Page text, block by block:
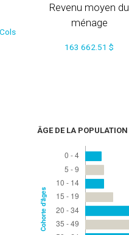
Revenu moyen du
ménage
163 662.51 $
ÂGE DE LA POPULATION